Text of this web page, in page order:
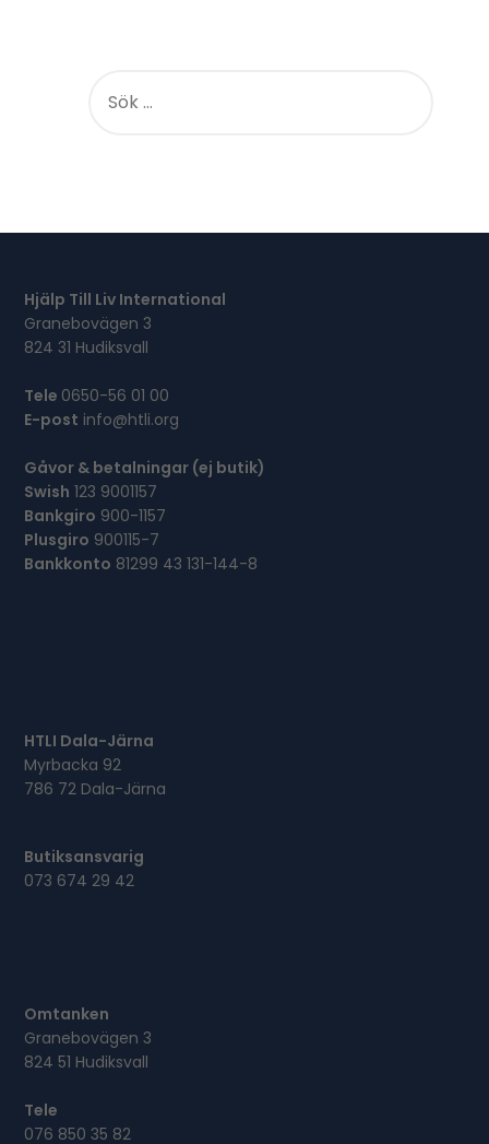
E
Hjälp Till Liv International
Granebovägen 3
824 31 Hudiksvall
Tele 0650-56 01 00
E-post info@htli.org
Gåvor & betalningar (ej butik)
Swish 123 9001157
Bankgiro 900-1157
Plusgiro 900115-7
Bankkonto 81299 43 131-144-8
HTLI Dala-Järna
Myrbacka 92
786 72 Dala-Järna
Butiksansvarig
073 674 29 42
Omtanken
Granebovägen 3
824 51 Hudiksvall
Tele
076 850 35 82